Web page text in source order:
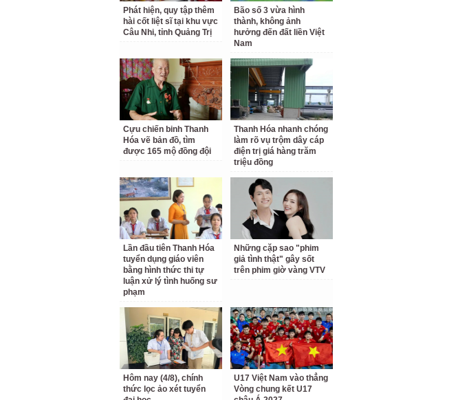
Phát hiện, quy tập thêm
hài cốt liệt sĩ tại khu vực
Câu Nhi, tỉnh Quảng Trị
Bão số 3 vừa hình
thành, không ảnh
hưởng đến đất liền Việt
Nam
Cựu chiến binh Thanh
Hóa vẽ bản đồ, tìm
được 165 mộ đồng đội
Thanh Hóa nhanh chóng
làm rõ vụ trộm dây cáp
điện trị giá hàng trăm
triệu đồng
Lần đầu tiên Thanh Hóa
tuyển dụng giáo viên
bằng hình thức thi tự
luận xử lý tình huống sư
phạm
Những cặp sao "phim
giả tình thật" gây sốt
trên phim giờ vàng VTV
Hôm nay (4/8), chính
thức lọc ảo xét tuyển
U17 Việt Nam vào thẳng
Vòng chung kết U17